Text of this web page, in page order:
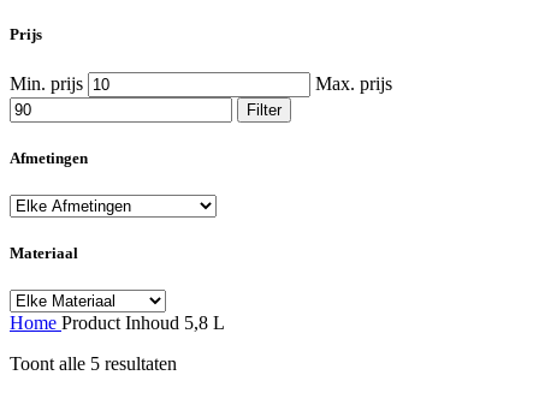
Prijs
Min. prijs Max. prijs
Filter
Afmetingen
Materiaal
Home Product Inhoud 5,8 L
Toont alle 5 resultaten